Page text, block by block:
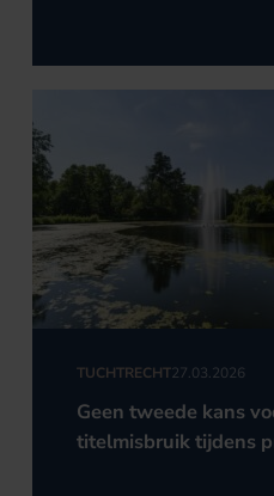
TUCHTRECHT27.03.2026
Geen tweede kans
titelmisbruik tijdens